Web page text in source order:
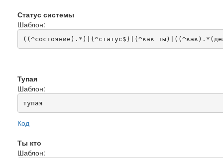
Статус системы
Шаблон:
((^состояние).*)|(^статус$)|(^как
Тупая
Шаблон:
тупая
Код
Ты кто
Шаблон: